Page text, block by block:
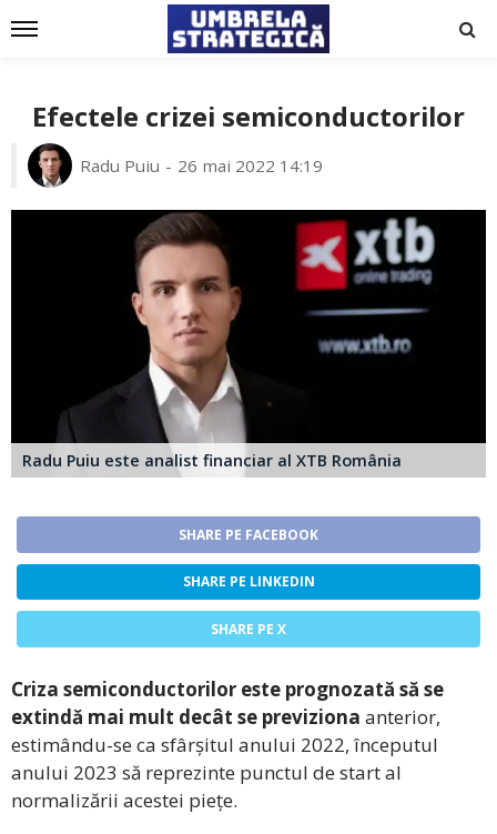
Efectele crizei semiconductorilor
Radu Puiu 26 mai 2022 14:19
Radu Puiu este analist financiar al XTB România
SHARE PE FACEBOOK
SHARE PE LINKEDIN
SHARE PE X
Criza semiconductorilor este prognozată să se
extindă mai mult decât se previziona anterior,
estimându-se ca sfârșitul anului 2022, începutul
anului 2023 să reprezinte punctul de start al
normalizării acestei piețe.